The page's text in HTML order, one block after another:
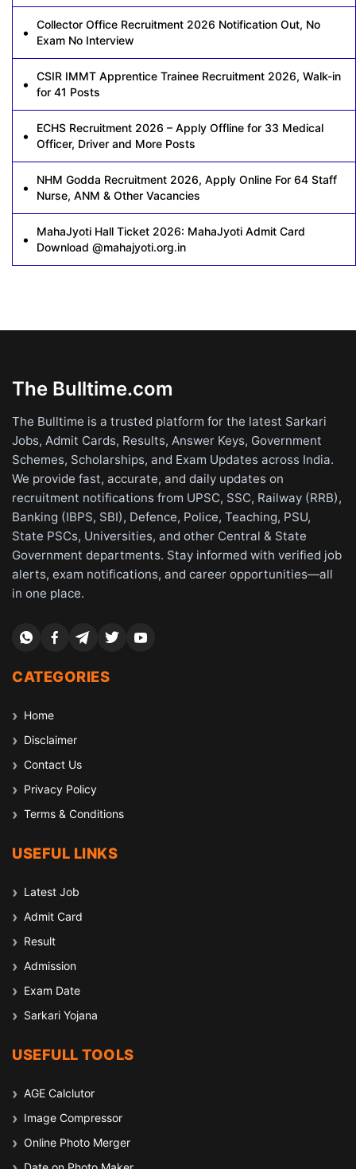
Collector Office Recruitment 2026 Notification Out, No
Exam No Interview
CSIR IMMT Apprentice Trainee Recruitment 2026, Walk-in
for 41 Posts
ECHS Recruitment 2026 – Apply Offline for 33 Medical
Officer, Driver and More Posts
NHM Godda Recruitment 2026, Apply Online For 64 Staff
Nurse, ANM & Other Vacancies
MahaJyoti Hall Ticket 2026: MahaJyoti Admit Card
Download @mahajyoti.org.in
The Bulltime.com
The Bulltime is a trusted platform for the latest Sarkari
Jobs, Admit Cards, Results, Answer Keys, Government
Schemes, Scholarships, and Exam Updates across India.
We provide fast, accurate, and daily updates on
recruitment notifications from UPSC, SSC, Railway (RRB),
Banking (IBPS, SBI), Defence, Police, Teaching, PSU,
State PSCs, Universities, and other Central & State
Government departments. Stay informed with verified job
alerts, exam notifications, and career opportunities—all
in one place.
CATEGORIES
Home
Disclaimer
Contact Us
Privacy Policy
Terms & Conditions
USEFUL LINKS
Latest Job
Admit Card
Result
Admission
Exam Date
Sarkari Yojana
USEFULL TOOLS
AGE Calclutor
Image Compressor
Online Photo Merger